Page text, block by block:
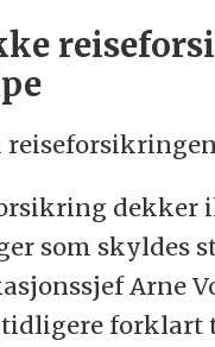
dekker
som skyldes
Arne
tidligere forklart